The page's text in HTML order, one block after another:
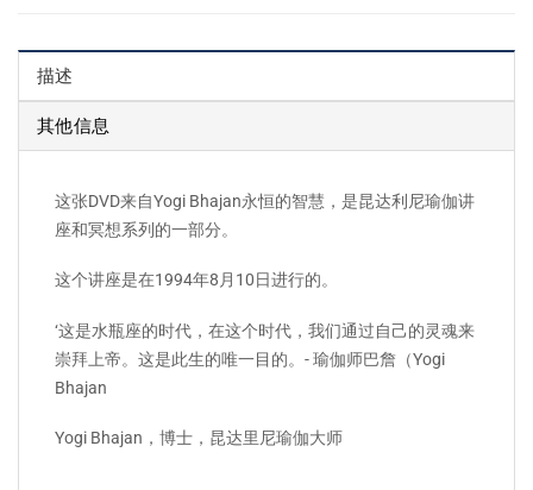
描述
其他信息
这张DVD来自Yogi Bhajan永恒的智慧，是昆达利尼瑜伽讲
座和冥想系列的一部分。
这个讲座是在1994年8月10日进行的。
‘这是水瓶座的时代，在这个时代，我们通过自己的灵魂来
崇拜上帝。这是此生的唯一目的。- 瑜伽师巴詹（Yogi
Bhajan
Yogi Bhajan，博士，昆达里尼瑜伽大师